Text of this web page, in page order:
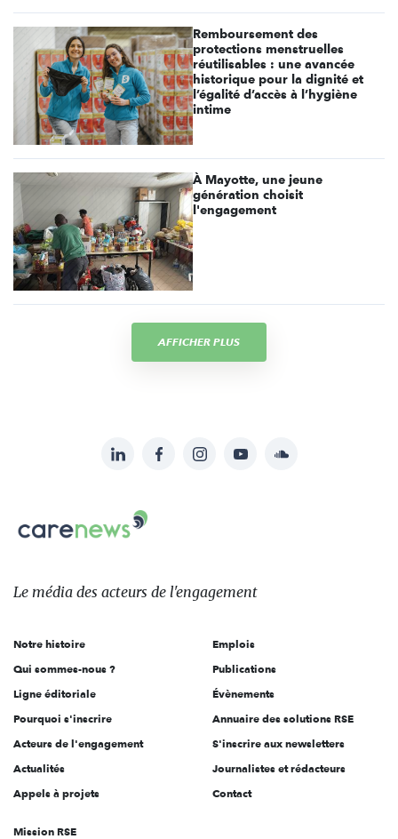
Remboursement des
protections menstruelles
réutilisables : une avancée
historique pour la dignité et
l’égalité d’accès à l’hygiène
intime
À Mayotte, une jeune
génération choisit
l'engagement
AFFICHER PLUS
sur:
LinkedInFacebookInstagramYouTubeSoundcloud
Carenews,
Le
des
l'engagement
Le média des acteurs de l'engagement
Notre histoire
Qui sommes-nous ?
Ligne éditoriale
Pourquoi s'inscrire
Acteurs de l'engagement
Actualités
Appels à projets
Emplois
Publications
Évènements
Annuaire des solutions RSE
S'inscrire aux newsletters
Journalistes et rédacteurs
Contact
Mission RSE